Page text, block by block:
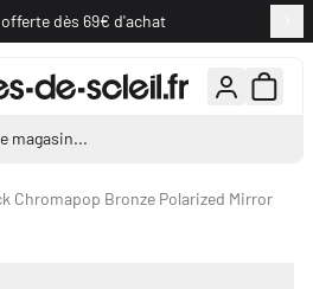
dès 69€ d'achat
magasin...
Chromapop Bronze Polarized Mirror